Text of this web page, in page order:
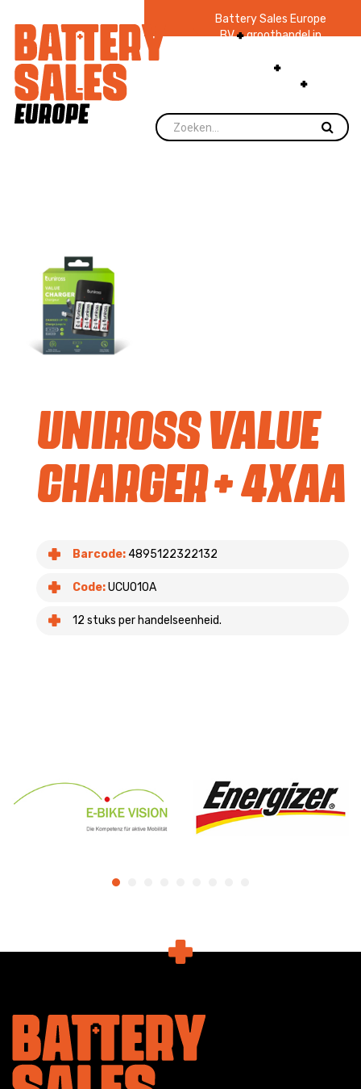
Battery Sales Europe
BV groothandel in
zaklampen Ruim 48
jaar ervaring
voorraad.
Uniross Value
Charger + 4xAA
Barcode:4895122322132
Code:UCU010A
12 stuks per handelseenheid.